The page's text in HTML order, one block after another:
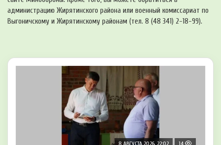
администрацию Жирятинского района или военный комиссариат по
Выгоничскому и Жирятинскому районам (тел. 8 (48 341) 2-18-99).
8 АВГУСТА 2026, 22:02 14